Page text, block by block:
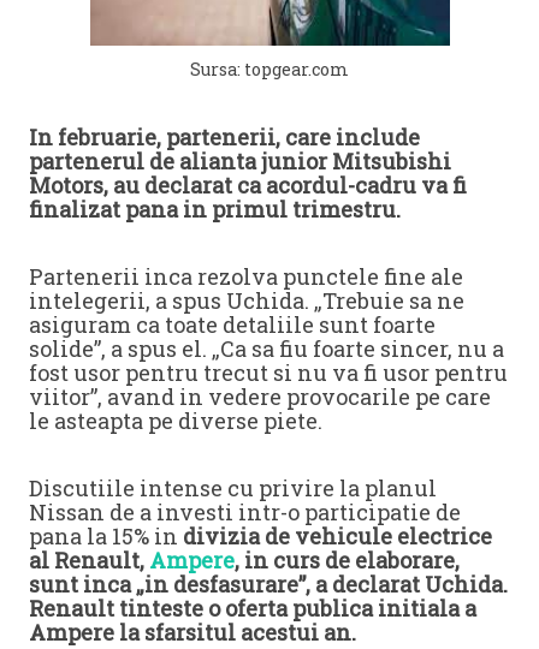
Sursa: topgear.com
In februarie, partenerii, care include
partenerul de alianta junior Mitsubishi
Motors, au declarat ca acordul-cadru va fi
finalizat pana in primul trimestru.
Partenerii inca rezolva punctele fine ale
intelegerii, a spus Uchida. „Trebuie sa ne
asiguram ca toate detaliile sunt foarte
solide”, a spus el. „Ca sa fiu foarte sincer, nu a
fost usor pentru trecut si nu va fi usor pentru
viitor”, avand in vedere provocarile pe care
le asteapta pe diverse piete.
Discutiile intense cu privire la planul
Nissan de a investi intr-o participatie de
pana la 15% in divizia de vehicule electrice
al Renault, Ampere, in curs de elaborare,
sunt inca „in desfasurare”, a declarat Uchida.
Renault tinteste o oferta publica initiala a
Ampere la sfarsitul acestui an.